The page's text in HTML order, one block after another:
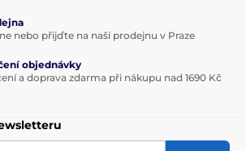
nebo přijďte na naši prodejnu v Praze
objednávky
a doprava zdarma při nákupu nad 1690 Kč